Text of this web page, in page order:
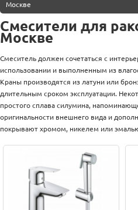
техника
дома
Сантехника
Возврат
Контакты
По популярности
Наименованию
Дороже
100% гарантия цены и наличия
Хиты
Москве
Смесители для
Москве
Смеситель должен сочетаться с
использовании и выполненным из
Краны производятся из латуни или
длительным сроком эксплуатации.
простого сплава силумина,
оригинальности внешнего вида и
покрывают хромом, никелем или